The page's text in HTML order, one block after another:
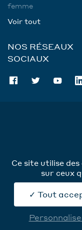
femme
Voir tout
NOS RÉSEAUX
SOCIAUX
Ce site utilise
sur ceux
Tout